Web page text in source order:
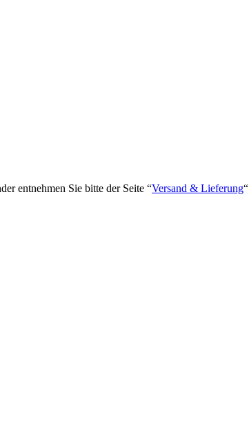
entnehmen Sie bitte der Seite “Versand & Lieferung“